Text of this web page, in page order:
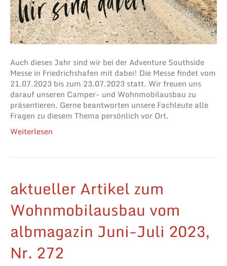
Auch dieses Jahr sind wir bei der Adventure Southside
Messe in Friedrichshafen mit dabei! Die Messe findet vom
21.07.2023 bis zum 23.07.2023 statt. Wir freuen uns
darauf unseren Camper- und Wohnmobilausbau zu
präsentieren. Gerne beantworten unsere Fachleute alle
Fragen zu diesem Thema persönlich vor Ort.
Weiterlesen
aktueller Artikel zum
Wohnmobilausbau vom
albmagazin Juni-Juli 2023,
Nr. 272